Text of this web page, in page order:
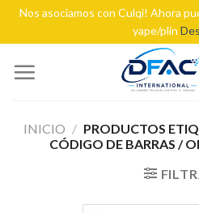
Nos asociamos con Culqi! Ahora
yape/plin
INICIO / PRODUCTOS
CÓDIGO DE BARRAS /